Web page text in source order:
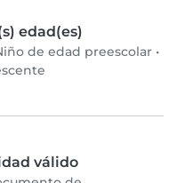
edad(es)
de edad preescolar •
válido